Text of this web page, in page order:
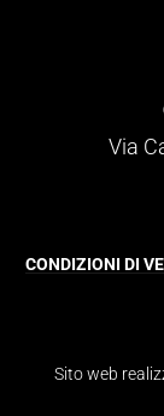
Via
CONDIZIONI DI
Sito web